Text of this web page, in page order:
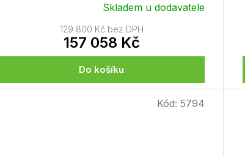
Skladem u dodavatele
129 800 Kč bez DPH
157 058 Kč
Do košíku
Kód: 5794